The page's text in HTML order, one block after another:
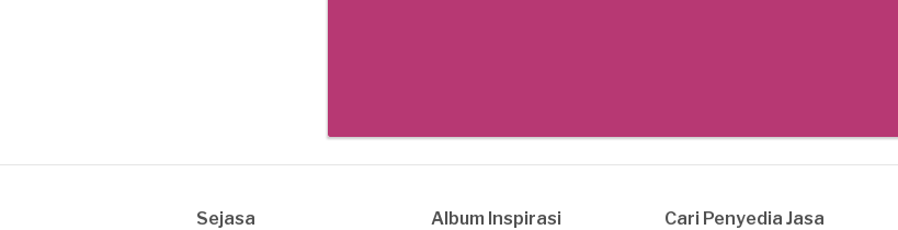
Sejasa Album Inspirasi Cari Penyedia Jasa